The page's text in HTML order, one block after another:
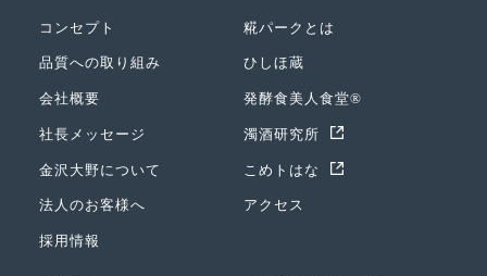
コンセプト
品質への取り組み
会社概要
社長メッセージ
金沢大野について
法人のお客様へ
採用情報
糀パークとは
ひしほ蔵
発酵食美人食堂®
濁酒研究所
こめトはな
アクセス